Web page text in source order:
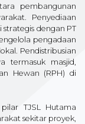
pembangunan
Penyediaan
dengan PT
pengadaan
Pendistribusian
termasuk masjid,
Hewan (RPH) di
TJSL Hutama
sekitar proyek,